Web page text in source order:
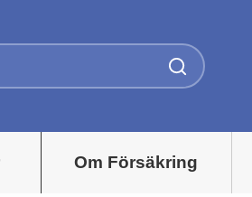
Om Försäkring